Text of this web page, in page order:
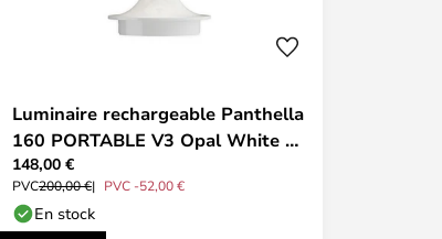
Luminaire rechargeable Panthella
160 PORTABLE V3 Opal White -
Louis Poulsen
148,00 €
PVC200,00 € PVC -52,00 €
En stock